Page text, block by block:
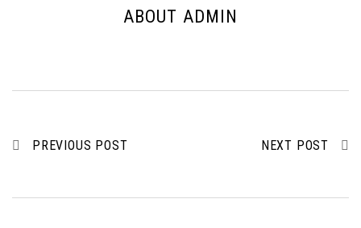
ABOUT ADMIN
PREVIOUS POST NEXT POST